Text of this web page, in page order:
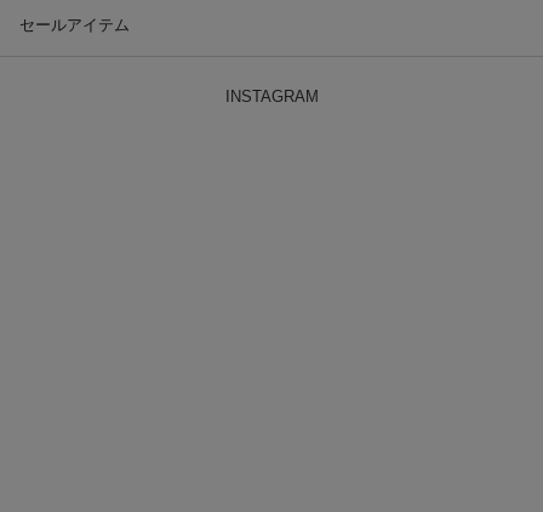
セールアイテム
INSTAGRAM